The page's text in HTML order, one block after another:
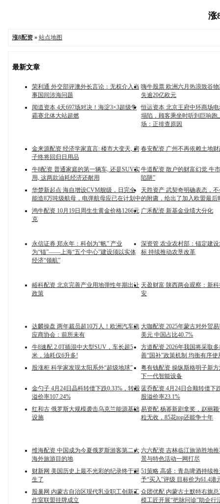
涨
涨8配资» 站点地图
最新文章
荣利通 外交部评澳外长言论：无权介入当
事国间涉海问题
嗨牛股票 欧洲六月热浪致谷
失逾20亿欧元
闻道资本 4天697场对决！海淀3×3超级争
霸赛北体大站超燃
恒运资本 北京王府中环商场
塌陷，顾客乘坐时听到巨响跑
场：正排查原因
金来源配资 经济学家直言: 楼市大变天, 房
子终将回归日用品
春安配资 广州不再依赖土地
牛8配资 普通家庭的第一辆车, 还是SUV实
用, 这两款油耗经济还耐用
牛道配资 散户的财富幻觉 牛
陷阱”
华楚新起点 海自增设CVM舰级，日完全
能造8万吨级航母，电弹航母应已在计划中
天胜资产 武契奇明确表态，
的附庸，给出了加入欧盟最后
鸿牛配资 10月19日周生生黄金价格1266元
克
广禾配资 新基金业绩大分化
永信证券 郑永年：科创为“帆” 产业
为“锚”——上海“五个中心”建设须以实体
经济“领航”
深资管 农业农村部：锚定建
标 持续推动农垦改革
峪科配资 北京完善产业用地弹性年期出让
政策
天盈财富 陕西两会观察：新
安
达麟操盘 两年裁员超10万人！欧洲汽车供
应商协会：前所未有
大咖配资 2025年蒙古对外贸
美元 中国占比40.7%
牛8速配 2.0T插混中大型SUV，车长超5
米，油耗仅6升多!
方道配资 2026年我国将采取
善“国补”政策机制 均衡有序使
股涨柜 科学家发现太阳系外“超级地球”
粤有钱配资 操纵斯格明子新
下一代智能设备
金勺子 4月24日晶科转债下跌0.33%，转股
溢价率107.24%
蓝乔配资 4月24日合顺转债下
股溢价率23.1%
红和古 俄罗斯大规模袭击乌克兰能源基础
设施
易资配 杨幂新剧拿奖，赵丽
粒无收，85花top还能争十年
维海配资 中国成为今夏俄罗斯游客第二大
海外旅游目的地
六六配资 吉林临江旅游胜地
景与特色活动一网打尽
财新网 美国历史上最不光彩的纪录终于诞
生了
51策略 高盛：青岛啤酒持续
予“买入”评级 目标价为61.4港
股巢网 内蒙古自治区现代乳业职工创新工
作室联盟挂牌成立
众团优配 内蒙古土默特右旗
模工匠开展“把脉问诊”助企行